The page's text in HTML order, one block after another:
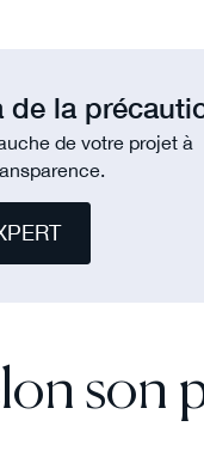
de la
de votre projet à
son